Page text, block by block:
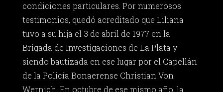
condiciones particulares. Por numerosos
testimonios, quedó acreditado que Liliana
tuvo a su hija el 3 de abril de 1977 en la
Brigada de Investigaciones de La Plata y
siendo bautizada en ese lugar por el Capellán
de la Policía Bonaerense Christian Von
Wernich. En octubre de ese mismo año, la